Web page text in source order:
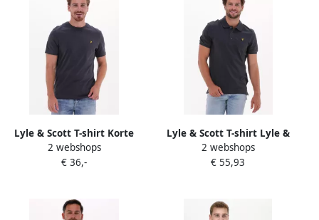
Lyle & Scott T-shirt Korte
Mouw Lyle & Scott Effen
logo-T-shirt
2 webshops
€ 36,-
Lyle & Scott T-shirt Lyle &
Scott SP400VOG POLO-W635
GUNMETAL
2 webshops
€ 55,93